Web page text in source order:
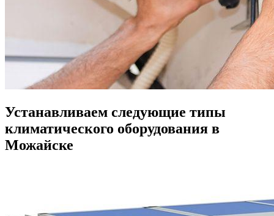
Устанавливаем следующие типы
климатического оборудования в
Можайске